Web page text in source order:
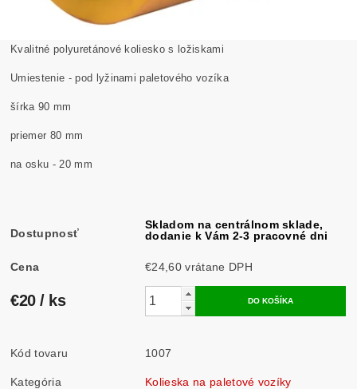
Kvalitné polyuretánové koliesko s ložiskami
Umiestenie - pod lyžinami paletového vozíka
šírka 90 mm
priemer 80 mm
na osku - 20 mm
Dostupnosť
Skladom na centrálnom sklade,
dodanie k Vám 2-3 pracovné dni
Cena €24,60 vrátane DPH
€20/ ks
Kód tovaru 1007
Kategória Kolieska na paletové vozíky